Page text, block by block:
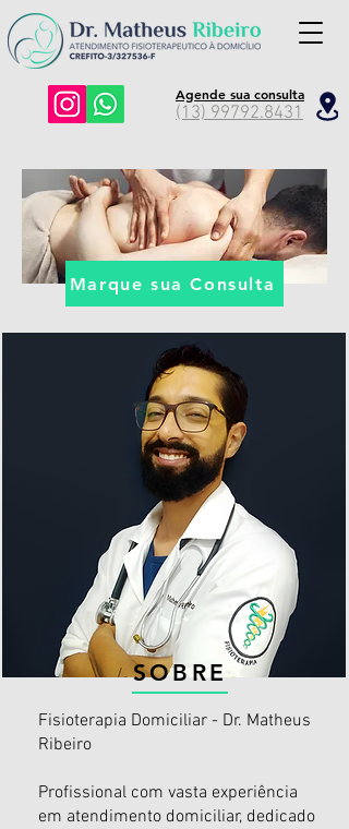
(13) 99792.8431
Agende sua consulta
Marque sua Consulta
SOBRE
Fisioterapia Domiciliar - Dr. Matheus
Ribeiro
Profissional com vasta experiência
em atendimento domiciliar, dedicado